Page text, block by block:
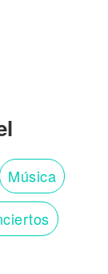
Música